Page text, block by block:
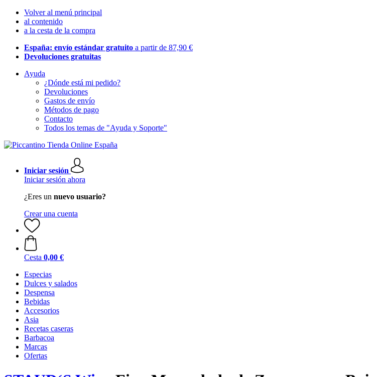
Volver al menú principal
al contenido
a la cesta de la compra
España: envío estándar gratuito a partir de 87,90 €
Devoluciones gratuitas
Ayuda
¿Dónde está mi pedido?
Devoluciones
Gastos de envío
Métodos de pago
Contacto
Todos los temas de "Ayuda y Soporte"
Iniciar sesión
Iniciar sesión ahora
¿Eres un nuevo usuario?
Crear una cuenta
Cesta 0,00 €
Especias
Dulces y salados
Despensa
Bebidas
Accesorios
Asia
Recetas caseras
Barbacoa
Marcas
Ofertas